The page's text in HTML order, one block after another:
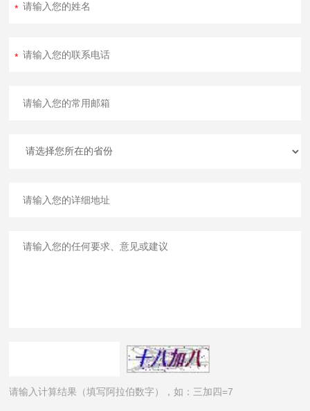
请输入计算结果（填写阿拉伯数字），如：三加四=7